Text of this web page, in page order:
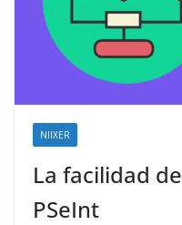
NIIXER
La facilidad
PSeInt